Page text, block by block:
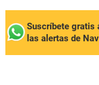
Suscríbete gratis
las alertas de